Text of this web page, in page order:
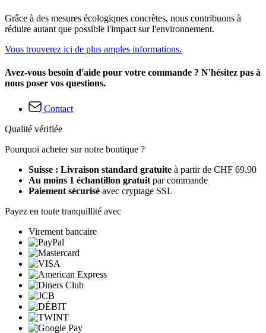
Grâce à des mesures écologiques concrètes, nous contribuons à
réduire autant que possible l'impact sur l'environnement.
Vous trouverez ici de plus amples informations.
Avez-vous besoin d'aide pour votre commande ? N'hésitez pas à
nous poser vos questions.
Contact
Qualité vérifiée
Pourquoi acheter sur notre boutique ?
Suisse : Livraison standard gratuite à partir de CHF 69.90
Au moins 1 échantillon gratuit par commande
Paiement sécurisé avec cryptage SSL
Payez en toute tranquillité avec
Virement bancaire